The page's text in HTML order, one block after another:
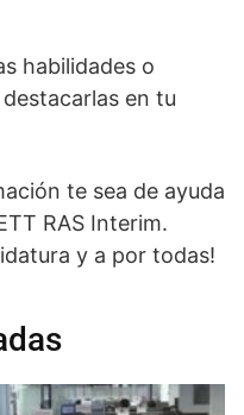
habilidades o
en tu
te sea de ayuda
RAS Interim.
y a por todas!